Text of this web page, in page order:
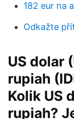
182 eur na
Odkažte
US dolar
rupiah
Kolik US
rupiah?